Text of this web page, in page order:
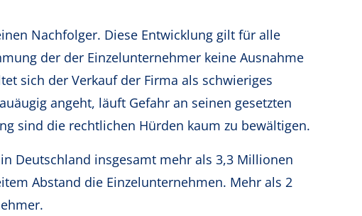
Nachfolger. Diese Entwicklung gilt für alle
der der Einzelunternehmer keine Ausnahme
sich der Verkauf der Firma als schwieriges
angeht, läuft Gefahr an seinen gesetzten
sind die rechtlichen Hürden kaum zu bewältigen.
Deutschland insgesamt mehr als 3,3 Millionen
Abstand die Einzelunternehmen. Mehr als 2